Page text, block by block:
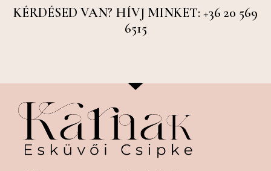
KÉRDÉSED VAN? HÍVJ MINKET: +36 20 569
6515